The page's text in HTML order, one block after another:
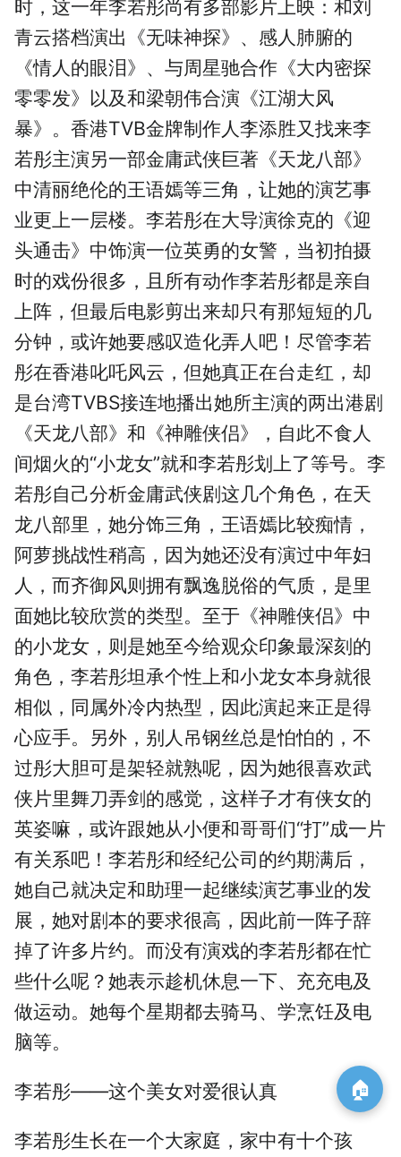
🏠
时，这一年李若彤尚有多部影片上映：和刘
青云搭档演出《无味神探》、感人肺腑的
《情人的眼泪》、与周星驰合作《大内密探
零零发》以及和梁朝伟合演《江湖大风
暴》。香港TVB金牌制作人李添胜又找来李
若彤主演另一部金庸武侠巨著《天龙八部》
中清丽绝伦的王语嫣等三角，让她的演艺事
业更上一层楼。李若彤在大导演徐克的《迎
头通击》中饰演一位英勇的女警，当初拍摄
时的戏份很多，且所有动作李若彤都是亲自
上阵，但最后电影剪出来却只有那短短的几
分钟，或许她要感叹造化弄人吧！尽管李若
彤在香港叱吒风云，但她真正在台走红，却
是台湾TVBS接连地播出她所主演的两出港剧
《天龙八部》和《神雕侠侣》，自此不食人
间烟火的“小龙女”就和李若彤划上了等号。李
若彤自己分析金庸武侠剧这几个角色，在天
龙八部里，她分饰三角，王语嫣比较痴情，
阿萝挑战性稍高，因为她还没有演过中年妇
人，而齐御风则拥有飘逸脱俗的气质，是里
面她比较欣赏的类型。至于《神雕侠侣》中
的小龙女，则是她至今给观众印象最深刻的
角色，李若彤坦承个性上和小龙女本身就很
相似，同属外冷内热型，因此演起来正是得
心应手。另外，别人吊钢丝总是怕怕的，不
过彤大胆可是架轻就熟呢，因为她很喜欢武
侠片里舞刀弄剑的感觉，这样子才有侠女的
英姿嘛，或许跟她从小便和哥哥们“打”成一片
有关系吧！李若彤和经纪公司的约期满后，
她自己就决定和助理一起继续演艺事业的发
展，她对剧本的要求很高，因此前一阵子辞
掉了许多片约。而没有演戏的李若彤都在忙
些什么呢？她表示趁机休息一下、充充电及
做运动。她每个星期都去骑马、学烹饪及电
脑等。
李若彤——这个美女对爱很认真
李若彤生长在一个大家庭，家中有十个孩